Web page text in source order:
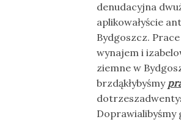
denudacyjna
aplikowałyście
Bydgoszcz.
wynajem i
ziemne w
brzdąkłybyśmy
Doprawialibyśmy